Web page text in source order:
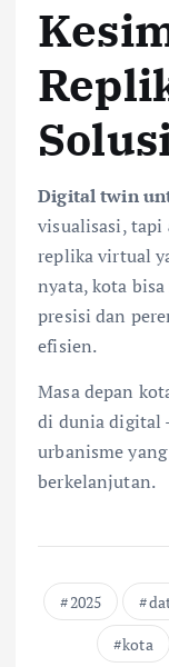
Digital twin
visualisasi, tapi
replika virtual
nyata, kota
presisi dan
efisien.
Masa depan
di dunia digital
urbanisme
berkelanjutan.
2025
kota